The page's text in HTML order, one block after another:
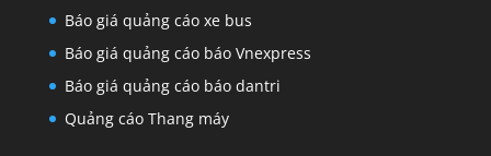
Báo giá quảng cáo xe bus
Báo giá quảng cáo báo Vnexpress
Báo giá quảng cáo báo dantri
Quảng cáo Thang máy